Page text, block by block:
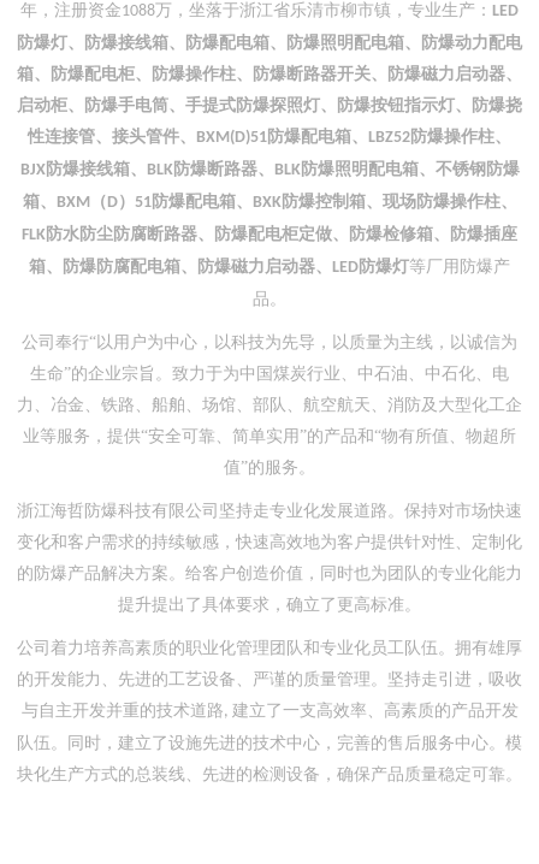
年，注册资金1088万，坐落于浙江省乐清市柳市镇，专业生产： LED
防爆灯、防爆接线箱、防爆配电箱、防爆照明配电箱、防爆动力配电
箱、防爆配电柜、防爆操作柱、防爆断路器开关、防爆磁力启动器、
启动柜、防爆手电筒、手提式防爆探照灯、防爆按钮指示灯、防爆挠
性连接管、接头管件、 BXM(D)51防爆配电箱、 LBZ52防爆操作柱、
BJX防爆接线箱、 BLK防爆断路器、 BLK防爆照明配电箱、不锈钢防爆
箱、 BXM（D） 51防爆配电箱、 BXK防爆控制箱、现场防爆操作柱、
FLK防水防尘防腐断路器、防爆配电柜定做、防爆检修箱、防爆插座
箱、防爆防腐配电箱、防爆磁力启动器、 LED防爆灯等厂用防爆产
品。
公司奉行“以用户为中心，以科技为先导，以质量为主线，以诚信为
生命”的企业宗旨。致力于为中国煤炭行业、中石油、中石化、电
力、冶金、铁路、船舶、场馆、部队、航空航天、消防及大型化工企
业等服务，提供“安全可靠、简单实用”的产品和“物有所值、物超所
值”的服务。
浙江海哲防爆科技有限公司坚持走专业化发展道路。保持对市场快速
变化和客户需求的持续敏感，快速高效地为客户提供针对性、定制化
的防爆产品解决方案。给客户创造价值，同时也为团队的专业化能力
提升提出了具体要求，确立了更高标准。
公司着力培养高素质的职业化管理团队和专业化员工队伍。拥有雄厚
的开发能力、先进的工艺设备、严谨的质量管理。坚持走引进，吸收
与自主开发并重的技术道路, 建立了一支高效率、高素质的产品开发
队伍。同时，建立了设施先进的技术中心，完善的售后服务中心。模
块化生产方式的总装线、先进的检测设备，确保产品质量稳定可靠。